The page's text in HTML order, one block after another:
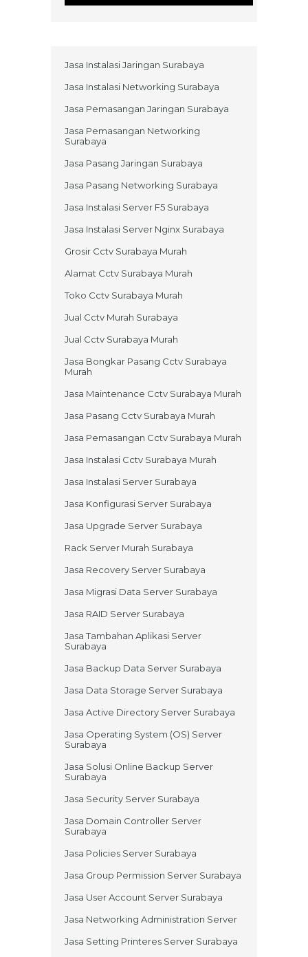
Jasa Instalasi Jaringan Surabaya
Jasa Instalasi Networking Surabaya
Jasa Pemasangan Jaringan Surabaya
Jasa Pemasangan Networking
Surabaya
Jasa Pasang Jaringan Surabaya
Jasa Pasang Networking Surabaya
Jasa Instalasi Server F5 Surabaya
Jasa Instalasi Server Nginx Surabaya
Grosir Cctv Surabaya Murah
Alamat Cctv Surabaya Murah
Toko Cctv Surabaya Murah
Jual Cctv Murah Surabaya
Jual Cctv Surabaya Murah
Jasa Bongkar Pasang Cctv Surabaya
Murah
Jasa Maintenance Cctv Surabaya Murah
Jasa Pasang Cctv Surabaya Murah
Jasa Pemasangan Cctv Surabaya Murah
Jasa Instalasi Cctv Surabaya Murah
Jasa Instalasi Server Surabaya
Jasa Konfigurasi Server Surabaya
Jasa Upgrade Server Surabaya
Rack Server Murah Surabaya
Jasa Recovery Server Surabaya
Jasa Migrasi Data Server Surabaya
Jasa RAID Server Surabaya
Jasa Tambahan Aplikasi Server
Surabaya
Jasa Backup Data Server Surabaya
Jasa Data Storage Server Surabaya
Jasa Active Directory Server Surabaya
Jasa Operating System (OS) Server
Surabaya
Jasa Solusi Online Backup Server
Surabaya
Jasa Security Server Surabaya
Jasa Domain Controller Server
Surabaya
Jasa Policies Server Surabaya
Jasa Group Permission Server Surabaya
Jasa User Account Server Surabaya
Jasa Networking Administration Server
Jasa Setting Printeres Server Surabaya